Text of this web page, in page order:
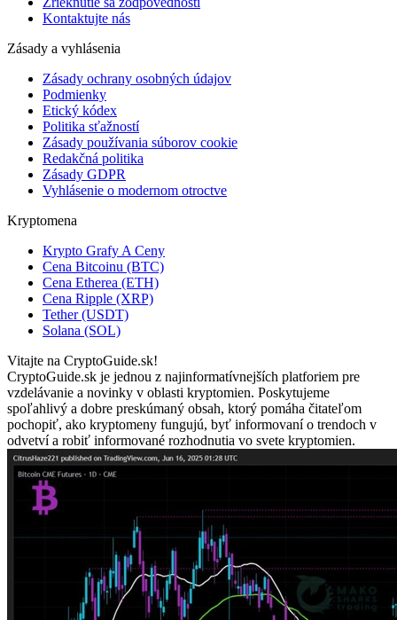
Kontaktujte nás
Zásady a vyhlásenia
Zásady ochrany osobných údajov
Podmienky
Etický kódex
Politika sťažností
Zásady používania súborov cookie
Redakčná politika
Zásady GDPR
Vyhlásenie o modernom otroctve
Kryptomena
Krypto Grafy A Ceny
Cena Bitcoinu (BTC)
Cena Etherea (ETH)
Cena Ripple (XRP)
Tether (USDT)
Solana (SOL)
Vitajte na CryptoGuide.sk!
CryptoGuide.sk je jednou z najinformatívnejších platforiem pre
vzdelávanie a novinky v oblasti kryptomien. Poskytujeme
spoľahlivý a dobre preskúmaný obsah, ktorý pomáha čitateľom
pochopiť, ako kryptomeny fungujú, byť informovaní o trendoch v
odvetví a robiť informované rozhodnutia vo svete kryptomien.